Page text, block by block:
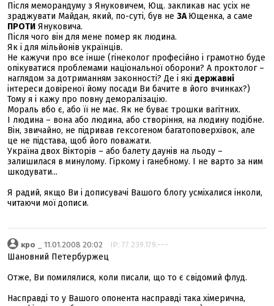
Після меморандуму з Януковичем, Ющ. закликав нас усіх не
зраджувати Майдан, який, по-суті, був не ЗАЮщенка, а саме
ПРОТИ Януковича.
Після чого він для мене помер як людина.
Як і для мільйонів українців.
Не кажучи про все інше (гінеколог професійно і грамотно буде
опікуватися проблемами національної оборони? А проктолог –
наглядом за дотриманням законності? Де і які державні
інтереси довіреної йому посади Ви бачите в його вчинках?)
Тому я і кажу про повну деморалізацію.
Мораль вбо є, або її не має. Як не буває трошки вагітних.
І людина – вона або людина, або створіння, на людину подібне.
Він, звичайно, не підривав гексогеном багатоповерхівок, але
це не підстава, щоб його поважати.
Україна двох Вікторів – або балету даунів на льоду –
залишилася в минулому. Гіркому і ганебному. І не варто за ним
шкодувати...
Я радий, якщо Ви і дописувачі Вашого блогу усміхалися інколи,
читаючи мої дописи.
кро _ 11.01.2008 20:02 IP: 77.239.179.---
Шановний Петербуржец
Отже, Ви помилялися, коли писали, що то є свідомий флуд.
Насправді то у Вашого опонента насправді така хімерична,